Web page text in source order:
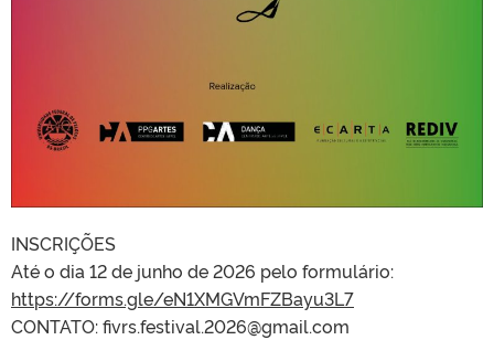
INSCRIÇÕES
Até o dia 12 de junho de 2026 pelo formulário:
https://forms.gle/eN1XMGVmFZBayu3L7
CONTATO: fivrs.festival.2026@gmail.com